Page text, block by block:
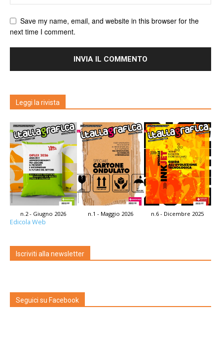
Save my name, email, and website in this browser for the
next time I comment.
Leggi la rivista
n.2 - Giugno 2026 n.1 - Maggio 2026 n.6 - Dicembre 2025
Edicola Web
Iscriviti alla newsletter
Seguici su Facebook